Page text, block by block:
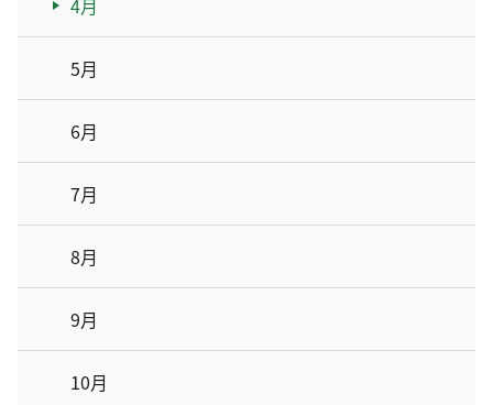
4月
5月
6月
7月
8月
9月
10月